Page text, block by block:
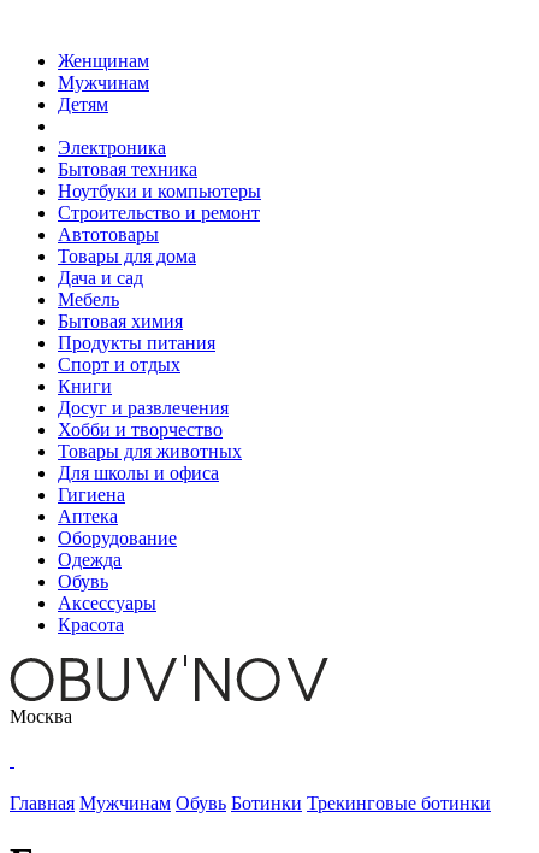
Женщинам
Мужчинам
Детям
Электроника
Бытовая техника
Ноутбуки и компьютеры
Строительство и ремонт
Автотовары
Товары для дома
Дача и сад
Мебель
Бытовая химия
Продукты питания
Спорт и отдых
Книги
Досуг и развлечения
Хобби и творчество
Товары для животных
Для школы и офиса
Гигиена
Аптека
Оборудование
Одежда
Обувь
Аксессуары
Красота
Москва
Главная Мужчинам Обувь Ботинки Трекинговые ботинки